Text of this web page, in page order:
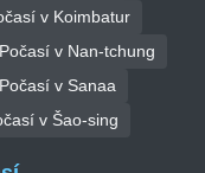
v Koimbatur
v Nan-tchung
v Sanaa
v Šao-sing